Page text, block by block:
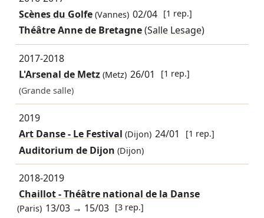
Scènes du Golfe(Vannes) 02/04 [1 rep.]
Théâtre Anne de Bretagne(Salle Lesage)
2017-2018
L'Arsenal de Metz(Metz) 26/01
[1 rep.]
(Grande salle)
2019
Art Danse - Le Festival (Dijon) 24/01 [1 rep.]
Auditorium de Dijon (Dijon)
2018-2019
Chaillot - Théâtre national de la Danse
(Paris) 13/03 → 15/03 [3 rep.]